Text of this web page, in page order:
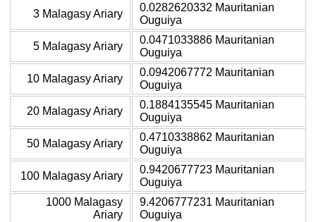
3 Malagasy Ariary
0.0282620332 Mauritanian
Ouguiya
5 Malagasy Ariary
0.0471033886 Mauritanian
Ouguiya
10 Malagasy Ariary
0.0942067772 Mauritanian
Ouguiya
20 Malagasy Ariary
0.1884135545 Mauritanian
Ouguiya
50 Malagasy Ariary
0.4710338862 Mauritanian
Ouguiya
100 Malagasy Ariary
0.9420677723 Mauritanian
Ouguiya
1000 Malagasy
Ariary
9.4206777231 Mauritanian
Ouguiya